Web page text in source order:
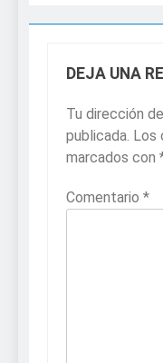
DEJA UNA
Tu dirección
publicada. Los
marcados con
Comentario *